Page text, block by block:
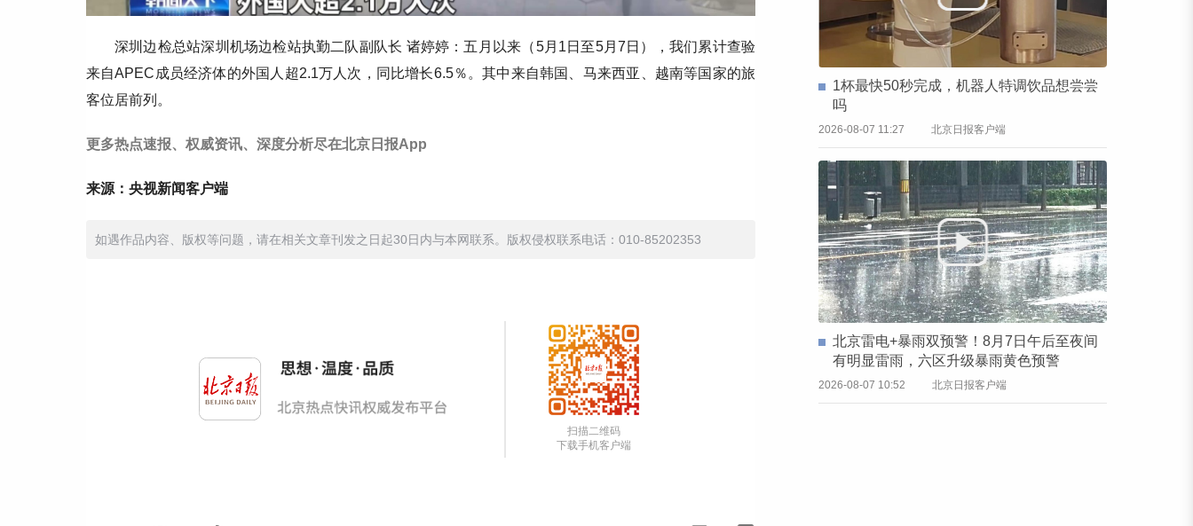
深圳边检总站深圳机场边检站执勤二队副队长 诸婷婷：五月以来（5月1日至5月7日），我们累计查验
来自APEC成员经济体的外国人超2.1万人次，同比增长6.5％。其中来自韩国、马来西亚、越南等国家的旅
客位居前列。
更多热点速报、权威资讯、深度分析尽在北京日报App
来源：央视新闻客户端
如遇作品内容、版权等问题，请在相关文章刊发之日起30日内与本网联系。版权侵权联系电话：010-85202353
扫描二维码
下载手机客户端
1杯最快50秒完成，机器人特调饮品想尝尝
吗
2026-08-07 11:27 北京日报客户端
北京雷电+暴雨双预警！8月7日午后至夜间
有明显雷雨，六区升级暴雨黄色预警
2026-08-07 10:52 北京日报客户端